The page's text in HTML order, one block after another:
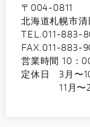
〒004-0811
北海道札幌市
TEL.011-883-
FAX.011-883-
営業時間 10：
定休日 3月〜
11月